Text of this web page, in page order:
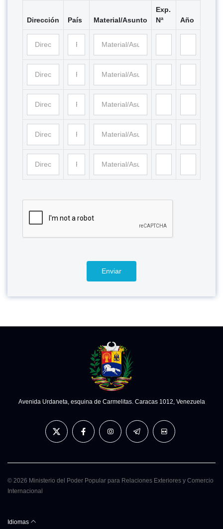
Dirección País Material/Asunto
Exp.
Nª
Año
Enviar
Avenida Urdaneta, esquina de Carmelitas. Caracas 1012, Venezuela
© 2026 Ministerio del Poder Popular para Relaciones Exteriores y Comercio
Internacional
Idiomas